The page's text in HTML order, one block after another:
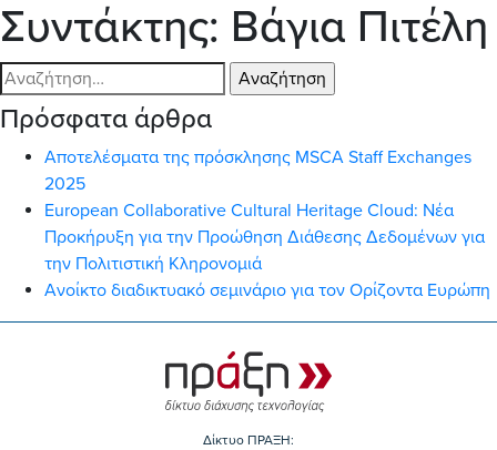
Συντάκτης: Βάγια Πιτέλη
Αναζήτηση
για:
Πρόσφατα άρθρα
Αποτελέσματα της πρόσκλησης MSCA Staff Exchanges
2025
European Collaborative Cultural Heritage Cloud: Νέα
Προκήρυξη για την Προώθηση Διάθεσης Δεδομένων για
την Πολιτιστική Κληρονομιά
Ανοίκτο διαδικτυακό σεμινάριο για τον Ορίζοντα Ευρώπη
Δίκτυο ΠΡΑΞΗ: